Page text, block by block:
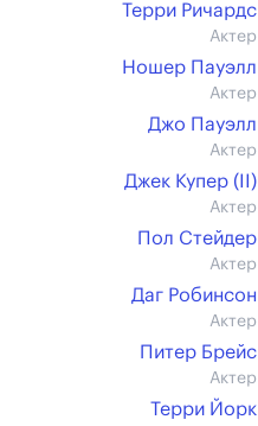
Терри Ричардс
Актер
Ношер Пауэлл
Актер
Джо Пауэлл
Актер
Джек Купер (II)
Актер
Пол Стейдер
Актер
Даг Робинсон
Актер
Питер Брейс
Актер
Терри Йорк